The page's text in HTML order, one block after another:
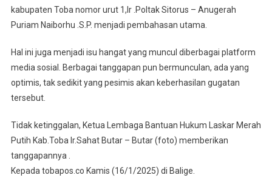
kabupaten Toba nomor urut 1,Ir .Poltak Sitorus – Anugerah
Puriam Naiborhu .S.P. menjadi pembahasan utama.
Hal ini juga menjadi isu hangat yang muncul diberbagai platform
media sosial. Berbagai tanggapan pun bermunculan, ada yang
optimis, tak sedikit yang pesimis akan keberhasilan gugatan
tersebut.
Tidak ketinggalan, Ketua Lembaga Bantuan Hukum Laskar Merah
Putih Kab.Toba Ir.Sahat Butar – Butar (foto) memberikan
tanggapannya .
Kepada tobapos.co Kamis (16/1/2025) di Balige.